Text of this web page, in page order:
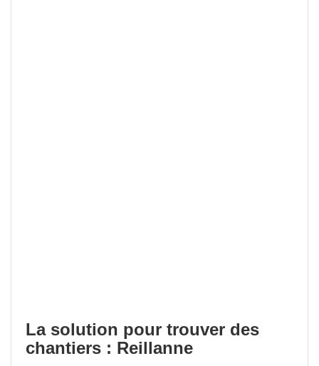
La solution pour trouver des
chantiers : Reillanne